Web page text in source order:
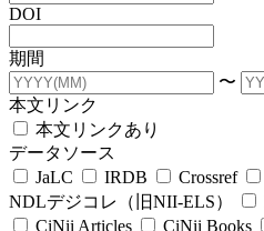
DOI
期間
〜
本文リンク
本文リンクあり
データソース
JaLC
IRDB Crossref
NDLデジコレ（旧NII-ELS）
CiNii Articles
CiNii Books